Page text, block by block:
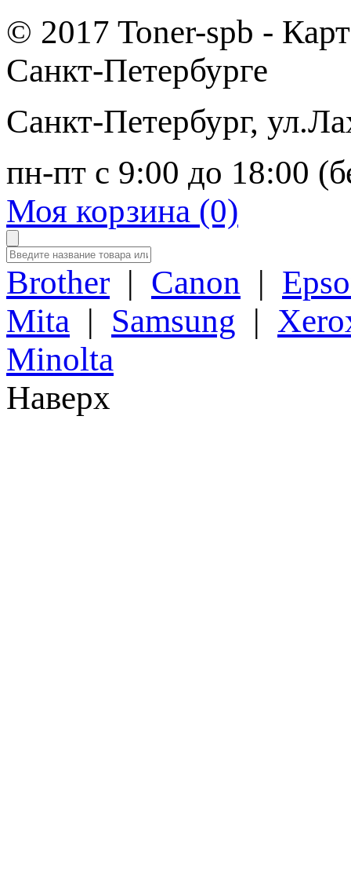
© 2017 Toner-spb -
Санкт-Петербурге
Санкт-Петербург,
пн-пт с 9:00 до 18:00
Моя корзина (0)
Brother | Canon |
Mita | Samsung |
Minolta
Наверх